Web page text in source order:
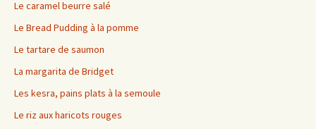
Le caramel beurre salé
Le Bread Pudding à la pomme
Le tartare de saumon
La margarita de Bridget
Les kesra, pains plats à la semoule
Le riz aux haricots rouges